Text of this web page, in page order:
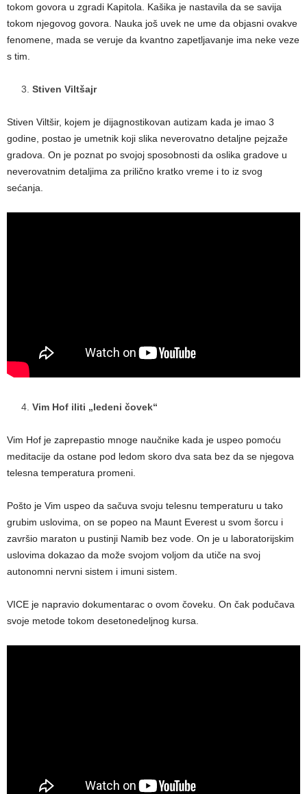
tokom govora u zgradi Kapitola. Kašika je nastavila da se savija
tokom njegovog govora. Nauka još uvek ne ume da objasni ovakve
fenomene, mada se veruje da kvantno zapetljavanje ima neke veze
s tim.
Stiven Viltšajr
Stiven Viltšir, kojem je dijagnostikovan autizam kada je imao 3
godine, postao je umetnik koji slika neverovatno detaljne pejzaže
gradova. On je poznat po svojoj sposobnosti da oslika gradove u
neverovatnim detaljima za prilično kratko vreme i to iz svog
sećanja.
Vim Hof iliti „ledeni čovek“
Vim Hof je zaprepastio mnoge naučnike kada je uspeo pomoću
meditacije da ostane pod ledom skoro dva sata bez da se njegova
telesna temperatura promeni.
Pošto je Vim uspeo da sačuva svoju telesnu temperaturu u tako
grubim uslovima, on se popeo na Maunt Everest u svom šorcu i
završio maraton u pustinji Namib bez vode. On je u laboratorijskim
uslovima dokazao da može svojom voljom da utiče na svoj
autonomni nervni sistem i imuni sistem.
VICE je napravio dokumentarac o ovom čoveku. On čak podučava
svoje metode tokom desetonedeljnog kursa.